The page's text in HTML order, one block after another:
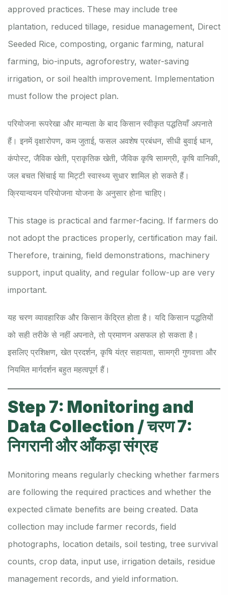
approved practices. These may include tree
plantation, reduced tillage, residue management, Direct
Seeded Rice, composting, organic farming, natural
farming, bio-inputs, agroforestry, water-saving
irrigation, or soil health improvement. Implementation
must follow the project plan.
परियोजना रूपरेखा और मान्यता के बाद किसान स्वीकृत पद्धतियाँ अपनाते
हैं। इनमें वृक्षारोपण, कम जुताई, फसल अवशेष प्रबंधन, सीधी बुवाई धान,
कंपोस्ट, जैविक खेती, प्राकृतिक खेती, जैविक कृषि सामग्री, कृषि वानिकी,
जल बचत सिंचाई या मिट्टी स्वास्थ्य सुधार शामिल हो सकते हैं।
क्रियान्वयन परियोजना योजना के अनुसार होना चाहिए।
This stage is practical and farmer-facing. If farmers do
not adopt the practices properly, certification may fail.
Therefore, training, field demonstrations, machinery
support, input quality, and regular follow-up are very
important.
यह चरण व्यावहारिक और किसान केंद्रित होता है। यदि किसान पद्धतियों
को सही तरीके से नहीं अपनाते, तो प्रमाणन असफल हो सकता है।
इसलिए प्रशिक्षण, खेत प्रदर्शन, कृषि यंत्र सहायता, सामग्री गुणवत्ता और
नियमित मार्गदर्शन बहुत महत्वपूर्ण हैं।
Step 7: Monitoring and
Data Collection / चरण 7:
निगरानी और आँकड़ा संग्रह
Monitoring means regularly checking whether farmers
are following the required practices and whether the
expected climate benefits are being created. Data
collection may include farmer records, field
photographs, location details, soil testing, tree survival
counts, crop data, input use, irrigation details, residue
management records, and yield information.